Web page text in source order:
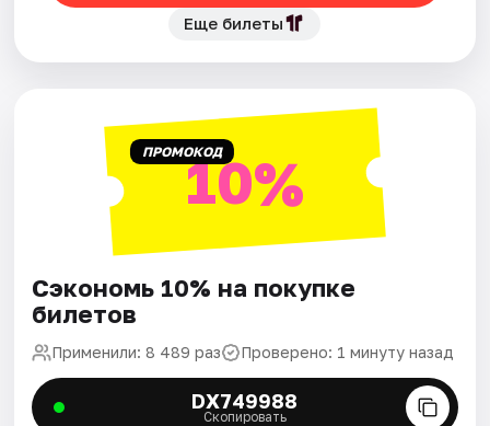
Еще билеты
ПРОМОКОД10%
Сэкономь 10% на покупке
билетов
Применили: 8 489 раз Проверено: 1 минуту назад
DX749988
Скопировать